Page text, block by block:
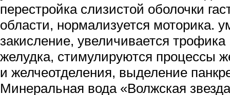
перестройка слизистой оболочки
области, нормализуется моторика.
закисление, увеличивается
желудка, стимулируются процессы
и желчеотделения, выделение
Минеральная вода «Волжская